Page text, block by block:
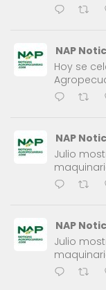
NAP
Hoy se
NAP
Julio
NAP
Julio